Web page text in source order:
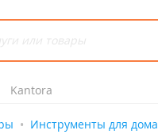
Kantora
Инструменты для дома